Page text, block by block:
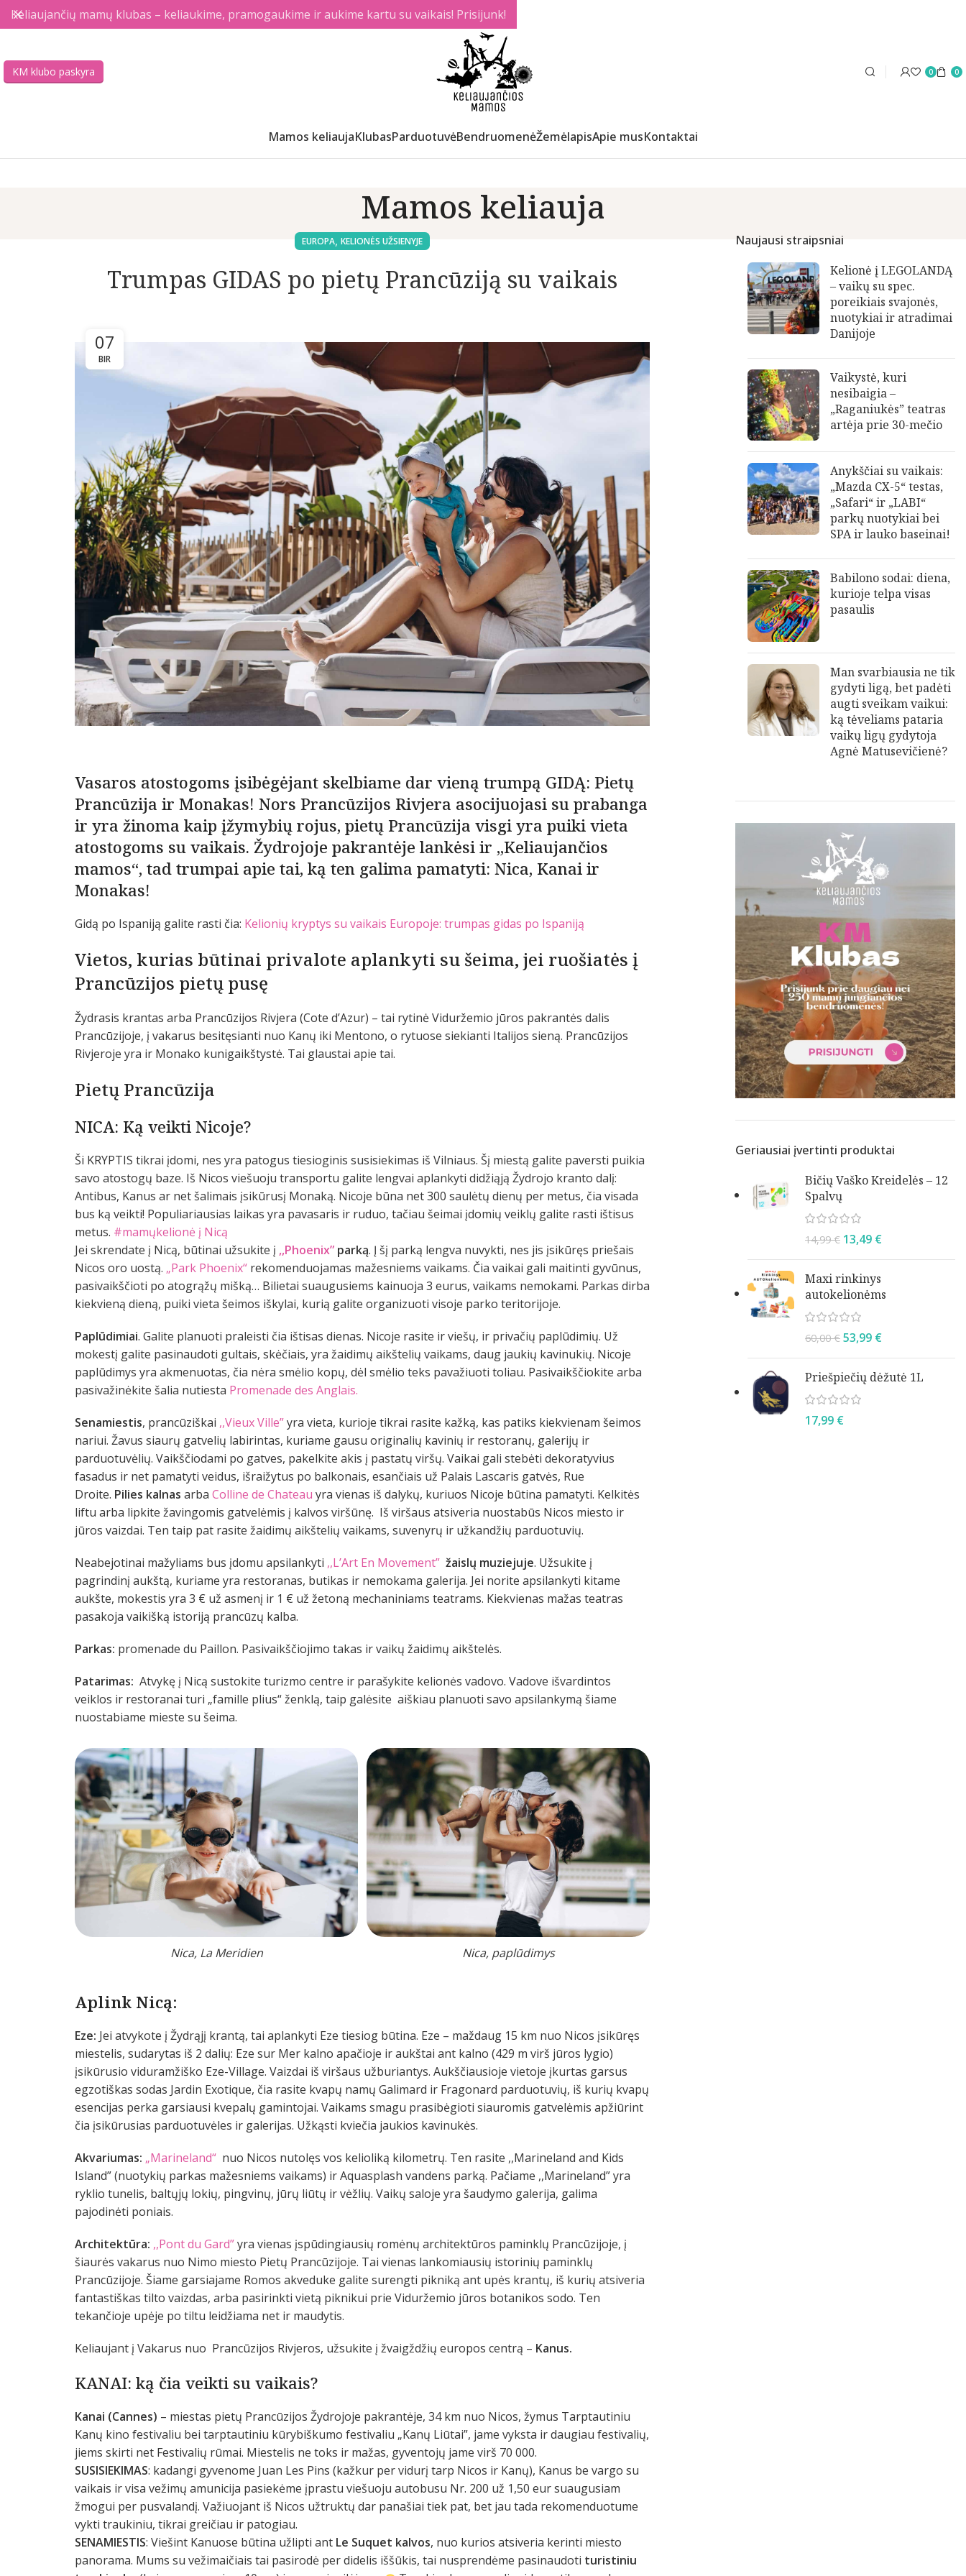
KM klubo paskyra 0 0
Mamos keliaujaKlubasParduotuvėBendruomenėŽemėlapisApie musKontaktai
Mamos keliauja
EUROPA, KELIONĖS UŽSIENYJE
Trumpas GIDAS po pietų Prancūziją su vaikais
07
BIR
Vasaros atostogoms įsibėgėjant skelbiame dar vieną trumpą GIDĄ: Pietų
Prancūzija ir Monakas! Nors Prancūzijos Rivjera asocijuojasi su prabanga
ir yra žinoma kaip įžymybių rojus, pietų Prancūzija visgi yra puiki vieta
atostogoms su vaikais. Žydrojoje pakrantėje lankėsi ir „Keliaujančios
mamos“, tad trumpai apie tai, ką ten galima pamatyti: Nica, Kanai ir
Monakas!
Gidą po Ispaniją galite rasti čia: Kelionių kryptys su vaikais Europoje: trumpas gidas po Ispaniją
Vietos, kurias būtinai privalote aplankyti su šeima, jei ruošiatės į
Prancūzijos pietų pusę
Žydrasis krantas arba Prancūzijos Rivjera (Cote d’Azur) – tai rytinė Viduržemio jūros pakrantės dalis
Prancūzijoje, į vakarus besitęsianti nuo Kanų iki Mentono, o rytuose siekianti Italijos sieną. Prancūzijos
Rivjeroje yra ir Monako kunigaikštystė. Tai glaustai apie tai.
Pietų Prancūzija
NICA: Ką veikti Nicoje?
Ši KRYPTIS tikrai įdomi, nes yra patogus tiesioginis susisiekimas iš Vilniaus. Šį miestą galite paversti puikia
savo atostogų baze. Iš Nicos viešuoju transportu galite lengvai aplankyti didžiąją Žydrojo kranto dalį:
Antibus, Kanus ar net šalimais įsikūrusį Monaką. Nicoje būna net 300 saulėtų dienų per metus, čia visada
bus ką veikti! Populiariausias laikas yra pavasaris ir ruduo, tačiau šeimai įdomių veiklų galite rasti ištisus
metus. #mamųkelionė į Nicą
Jei skrendate į Nicą, būtinai užsukite į ,,Phoenix” parką. Į šį parką lengva nuvykti, nes jis įsikūręs priešais
Nicos oro uostą. „Park Phoenix“ rekomenduojamas mažesniems vaikams. Čia vaikai gali maitinti gyvūnus,
pasivaikščioti po atogrąžų mišką… Bilietai suaugusiems kainuoja 3 eurus, vaikams nemokami. Parkas dirba
kiekvieną dieną, puiki vieta šeimos iškylai, kurią galite organizuoti visoje parko teritorijoje.
Paplūdimiai. Galite planuoti praleisti čia ištisas dienas. Nicoje rasite ir viešų, ir privačių paplūdimių. Už
mokestį galite pasinaudoti gultais, skėčiais, yra žaidimų aikštelių vaikams, daug jaukių kavinukių. Nicoje
paplūdimys yra akmenuotas, čia nėra smėlio kopų, dėl smėlio teks pavažiuoti toliau. Pasivaikščiokite arba
pasivažinėkite šalia nutiesta Promenade des Anglais.
Senamiestis, prancūziškai ,,Vieux Ville”yra vieta, kurioje tikrai rasite kažką, kas patiks kiekvienam šeimos
nariui. Žavus siaurų gatvelių labirintas, kuriame gausu originalių kavinių ir restoranų, galerijų ir
parduotuvėlių. Vaikščiodami po gatves, pakelkite akis į pastatų viršų. Vaikai gali stebėti dekoratyvius
fasadus ir net pamatyti veidus, išraižytus po balkonais, esančiais už Palais Lascaris gatvės, Rue
Droite. Pilies kalnas arba Colline de Chateau yra vienas iš dalykų, kuriuos Nicoje būtina pamatyti. Kelkitės
liftu arba lipkite žavingomis gatvelėmis į kalvos viršūnę. Iš viršaus atsiveria nuostabūs Nicos miesto ir
jūros vaizdai. Ten taip pat rasite žaidimų aikštelių vaikams, suvenyrų ir užkandžių parduotuvių.
Neabejotinai mažyliams bus įdomu apsilankyti ,,L’Art En Movement” žaislų muziejuje. Užsukite į
pagrindinį aukštą, kuriame yra restoranas, butikas ir nemokama galerija. Jei norite apsilankyti kitame
aukšte, mokestis yra 3 € už asmenį ir 1 € už žetoną mechaniniams teatrams. Kiekvienas mažas teatras
pasakoja vaikišką istoriją prancūzų kalba.
Parkas: promenade du Paillon. Pasivaikščiojimo takas ir vaikų žaidimų aikštelės.
Patarimas: Atvykę į Nicą sustokite turizmo centre ir parašykite kelionės vadovo. Vadove išvardintos
veiklos ir restoranai turi „famille plius“ ženklą, taip galėsite aiškiau planuoti savo apsilankymą šiame
nuostabiame mieste su šeima.
Nica, La Meridien Nica, paplūdimys
Aplink Nicą:
Eze: Jei atvykote į Žydrąjį krantą, tai aplankyti Eze tiesiog būtina. Eze – maždaug 15 km nuo Nicos įsikūręs
miestelis, sudarytas iš 2 dalių: Eze sur Mer kalno apačioje ir aukštai ant kalno (429 m virš jūros lygio)
įsikūrusio viduramžiško Eze-Village. Vaizdai iš viršaus užburiantys. Aukščiausioje vietoje įkurtas garsus
egzotiškas sodas Jardin Exotique, čia rasite kvapų namų Galimard ir Fragonard parduotuvių, iš kurių kvapų
esencijas perka garsiausi kvepalų gamintojai. Vaikams smagu prasibėgioti siauromis gatvelėmis apžiūrint
čia įsikūrusias parduotuvėles ir galerijas. Užkąsti kviečia jaukios kavinukės.
Akvariumas: „Marineland“ nuo Nicos nutolęs vos kelioliką kilometrų. Ten rasite ,,Marineland and Kids
Island” (nuotykių parkas mažesniems vaikams) ir Aquasplash vandens parką. Pačiame ,,Marineland” yra
ryklio tunelis, baltųjų lokių, pingvinų, jūrų liūtų ir vėžlių. Vaikų saloje yra šaudymo galerija, galima
pajodinėti poniais.
Architektūra: ,,Pont du Gard”yra vienas įspūdingiausių romėnų architektūros paminklų Prancūzijoje, į
šiaurės vakarus nuo Nimo miesto Pietų Prancūzijoje. Tai vienas lankomiausių istorinių paminklų
Prancūzijoje. Šiame garsiajame Romos akveduke galite surengti pikniką ant upės krantų, iš kurių atsiveria
fantastiškas tilto vaizdas, arba pasirinkti vietą piknikui prie Viduržemio jūros botanikos sodo. Ten
tekančioje upėje po tiltu leidžiama net ir maudytis.
Keliaujant į Vakarus nuo Prancūzijos Rivjeros, užsukite į žvaigždžių europos centrą – Kanus.
KANAI: ką čia veikti su vaikais?
Kanai (Cannes) – miestas pietų Prancūzijos Žydrojoje pakrantėje, 34 km nuo Nicos, žymus Tarptautiniu
Kanų kino festivaliu bei tarptautiniu kūrybiškumo festivaliu „Kanų Liūtai”, jame vyksta ir daugiau festivalių,
jiems skirti net Festivalių rūmai. Miestelis ne toks ir mažas, gyventojų jame virš 70 000.
SUSISIEKIMAS: kadangi gyvenome Juan Les Pins (kažkur per vidurį tarp Nicos ir Kanų), Kanus be vargo su
vaikais ir visa vežimų amunicija pasiekėme įprastu viešuoju autobusu Nr. 200 už 1,50 eur suaugusiam
žmogui per pusvalandį. Važiuojant iš Nicos užtruktų dar panašiai tiek pat, bet jau tada rekomenduotume
vykti traukiniu, tikrai greičiau ir patogiau.
SENAMIESTIS: Viešint Kanuose būtina užlipti ant Le Suquet kalvos, nuo kurios atsiveria kerinti miesto
panorama. Mums su vežimaičiais tai pasirodė per didelis iššūkis, tai nusprendėme pasinaudoti turistiniu
Naujausi straipsniai
Kelionė į LEGOLANDĄ
– vaikų su spec.
poreikiais svajonės,
nuotykiai ir atradimai
Danijoje
Vaikystė, kuri
nesibaigia –
„Raganiukės” teatras
artėja prie 30-mečio
Anykščiai su vaikais:
„Mazda CX-5“ testas,
„Safari“ ir „LABI“
parkų nuotykiai bei
SPA ir lauko baseinai!
Babilono sodai: diena,
kurioje telpa visas
pasaulis
Man svarbiausia ne tik
gydyti ligą, bet padėti
augti sveikam vaikui:
ką tėveliams pataria
vaikų ligų gydytoja
Agnė Matusevičienė?
Geriausiai įvertinti produktai
Bičių Vaško Kreidelės – 12
Spalvų
14,99€ 13,49 €
Maxi rinkinys
autokelionėms
60,00€ 53,99 €
Priešpiečių dėžutė 1L
17,99 €
Keliaujančių mamų klubas – keliaukime, pramogaukime ir aukime kartu su vaikais! Prisijunk!